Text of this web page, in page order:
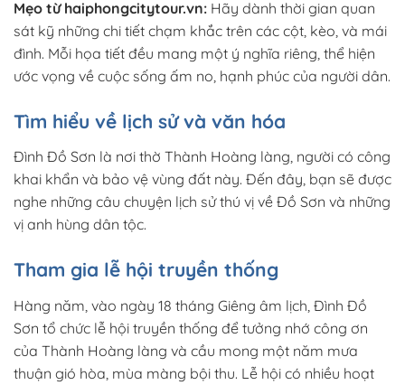
Mẹo từ haiphongcitytour.vn: Hãy dành thời gian quan
sát kỹ những chi tiết chạm khắc trên các cột, kèo, và mái
đình. Mỗi họa tiết đều mang một ý nghĩa riêng, thể hiện
ước vọng về cuộc sống ấm no, hạnh phúc của người dân.
Tìm hiểu về lịch sử và văn hóa
Đình Đồ Sơn là nơi thờ Thành Hoàng làng, người có công
khai khẩn và bảo vệ vùng đất này. Đến đây, bạn sẽ được
nghe những câu chuyện lịch sử thú vị về Đồ Sơn và những
vị anh hùng dân tộc.
Tham gia lễ hội truyền thống
Hàng năm, vào ngày 18 tháng Giêng âm lịch, Đình Đồ
Sơn tổ chức lễ hội truyền thống để tưởng nhớ công ơn
của Thành Hoàng làng và cầu mong một năm mưa
thuận gió hòa, mùa màng bội thu. Lễ hội có nhiều hoạt